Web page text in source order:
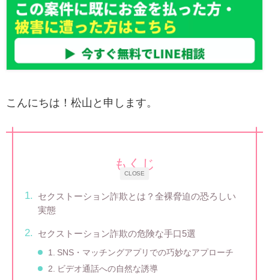
こんにちは！松山と申します。
CLOSE
もくじ
セクストーション詐欺とは？全裸脅迫の恐ろしい
実態
セクストーション詐欺の危険な手口5選
1. SNS・マッチングアプリでの巧妙なアプローチ
2. ビデオ通話への自然な誘導